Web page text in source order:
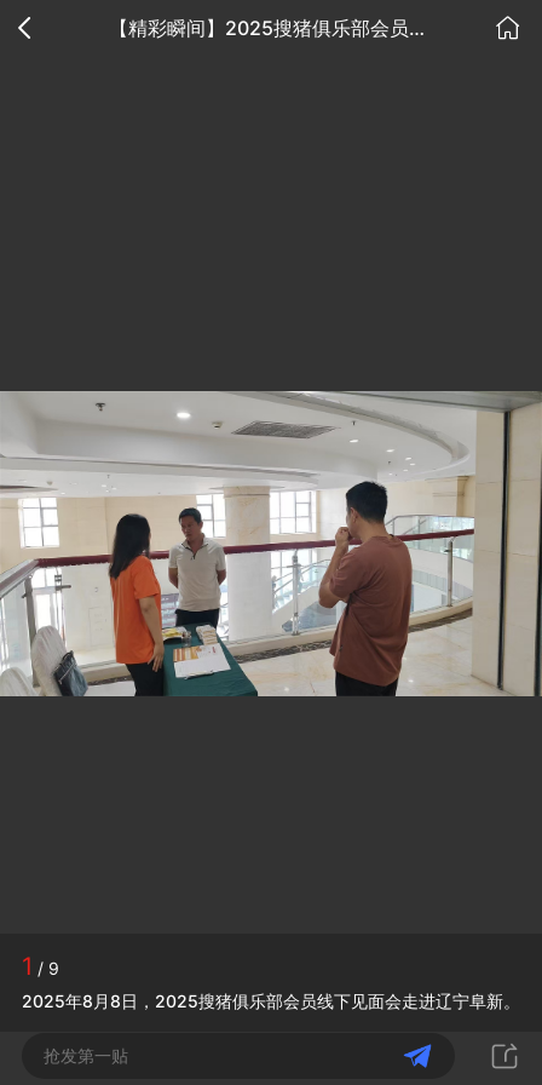
【精彩瞬间】2025搜猪俱乐部会员见面会-辽宁阜新站
1 / 9
2025年8月8日，2025搜猪俱乐部会员线下见面会走进辽宁阜新。